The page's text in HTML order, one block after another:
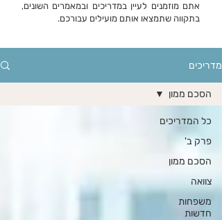
אתם מוזמנים לעיין במדריכים ובמאמרים השונים,
בתקווה שתמצאו אותם מועילים עבורכם.
מדריכים
כל המדריכים
פרק ב'
הסכם ממון
צוואה
משפחות
חדשות
הסכם ממון